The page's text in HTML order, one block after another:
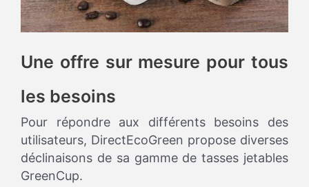
Une offre sur mesure pour tous
les besoins
Pour répondre aux différents besoins des
utilisateurs, DirectEcoGreen propose diverses
déclinaisons de sa gamme de tasses jetables
GreenCup.